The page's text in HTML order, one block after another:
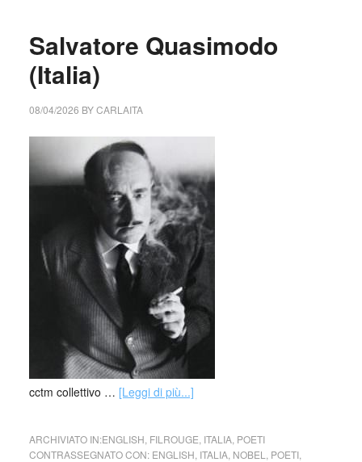
Salvatore Quasimodo
(Italia)
08/04/2026 BYCARLAITA
cctm collettivo … [Leggi di più...]
ARCHIVIATO IN:ENGLISH FILROUGE ITALIA, POETI
CONTRASSEGNATO CON: ENGLISH ITALIA, NOBEL POETI,